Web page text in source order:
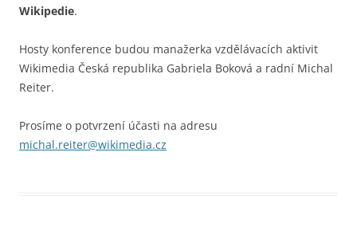
Wikipedie.
Hosty konference budou manažerka vzdělávacích aktivit
Wikimedia Česká republika Gabriela Boková a radní Michal
Reiter.
Prosíme o potvrzení účasti na adresu
michal.reiter@wikimedia.cz